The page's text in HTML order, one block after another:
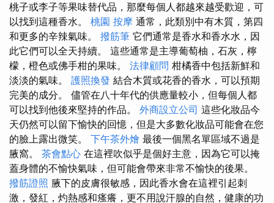
桃子或李子等果味替代品，那麼每個人都越來越受歡迎，可
以找到這種香水。 桃園 按摩 通常，此類別中有木質，第四
和更多的辛辣氣味。 撥筋筆 它們通常是香水和香水水，因
此它們可以全天持續。 這些通常是主導葡萄柚，石灰，檸
檬，橙色或佛手柑的果味。 法律顧問 柑橘香中包括新鮮和
淡淡的氣味。 護照換發 結合木質或花香的香水，可以預期
完美的成分。 儘管在八十年代的供應量較小，但每個人都
可以找到他後來堅持的作品。 外商設立公司 這些化妝品今
天仍然可以留下愉快的回憶，但是大多數化妝品可能會在您
的臉上露出微笑。 下午茶外燴 最後一個黑名單區域不過是
腋窩。 茶會點心 在這裡吹似乎是個好主意，因為它可以掩
蓋身體的不愉快氣味，但可能會帶來非常不愉快的後果。
撥筋證照 腋下的皮膚很敏感，因此香水會在這裡引起刺
激，發紅，灼熱感和瘙癢，更不用說汗腺的自然，健康的功